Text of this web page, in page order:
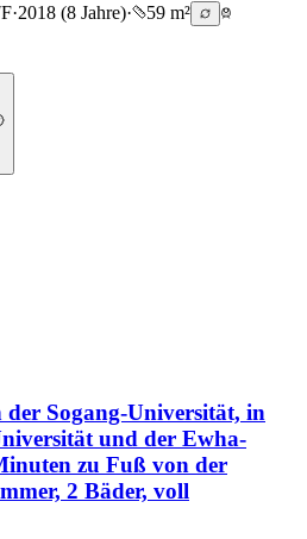
·2018 (8 Jahre)·
59 m²
Sogang-Universität, in
und der Ewha-
zu Fuß von der
2 Bäder, voll